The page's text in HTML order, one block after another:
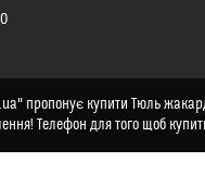
пропонує купити Тюль
Телефон для того щоб